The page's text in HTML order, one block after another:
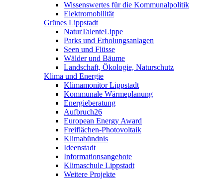
Wissenswertes für die Kommunalpolitik
Elektromobilität
Grünes Lippstadt
NaturTalenteLippe
Parks und Erholungsanlagen
Seen und Flüsse
Wälder und Bäume
Landschaft, Ökologie, Naturschutz
Klima und Energie
Klimamonitor Lippstadt
Kommunale Wärmeplanung
Energieberatung
Aufbruch26
European Energy Award
Freiflächen-Photovoltaik
Klimabündnis
Ideenstadt
Informationsangebote
Klimaschule Lippstadt
Weitere Projekte